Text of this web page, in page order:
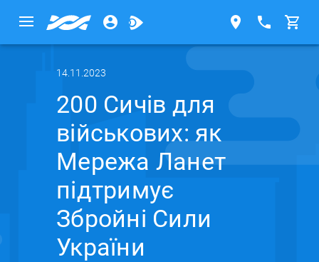
14.11.2023
200 Сичів для
військових: як
Мережа Ланет
підтримує
Збройні Сили
України